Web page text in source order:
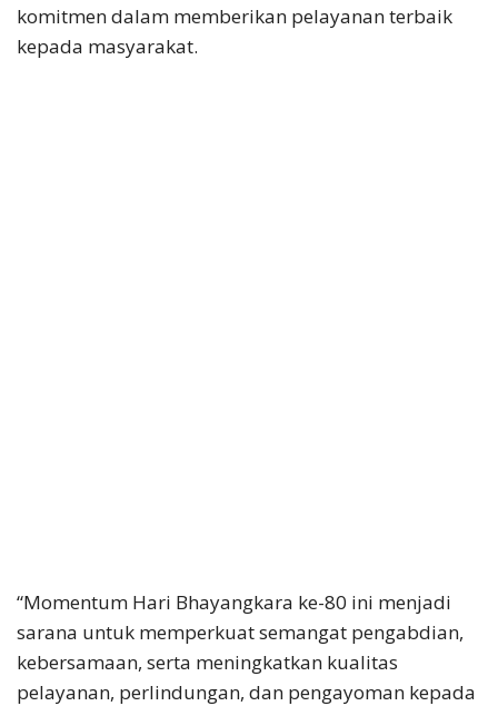
komitmen dalam memberikan pelayanan terbaik
kepada masyarakat.
“Momentum Hari Bhayangkara ke-80 ini menjadi
sarana untuk memperkuat semangat pengabdian,
kebersamaan, serta meningkatkan kualitas
pelayanan, perlindungan, dan pengayoman kepada